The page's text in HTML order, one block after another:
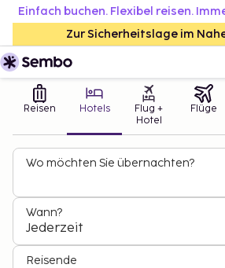
Einfach buchen. Flexibel reisen.
Zur Sicherheitslage im
Reisen Hotels
Flug +
Hotel
Flüge
Wo möchten Sie übernachten?
Wann?
Jederzeit
Reisende